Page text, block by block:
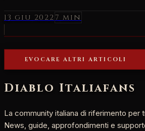
13 giu 20227 min
EVOCARE ALTRI ARTICOLI
Diablo Italiafans
La community italiana di riferimento per
News, guide, approfondimenti e